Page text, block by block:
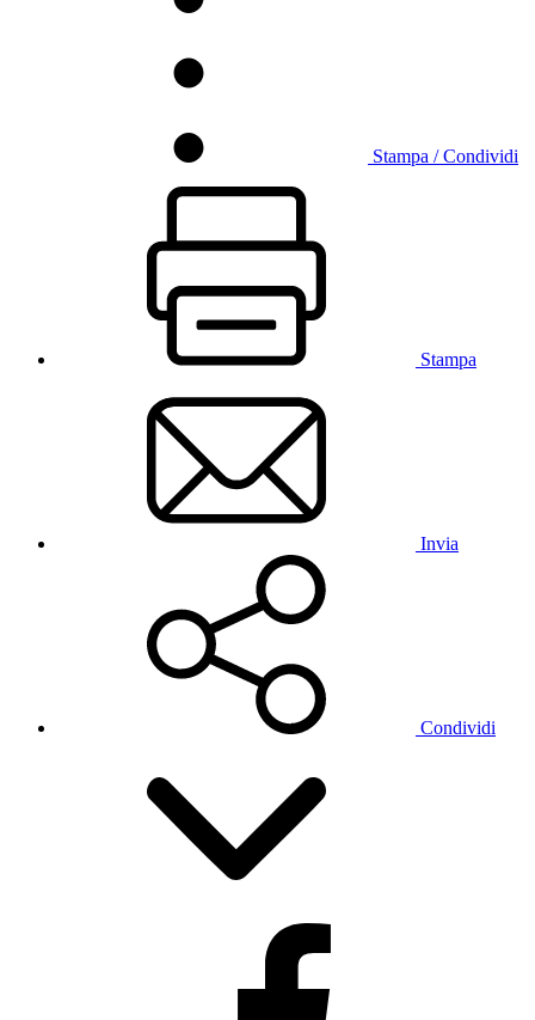
Stampa / Condividi
Stampa
Invia
Condividi